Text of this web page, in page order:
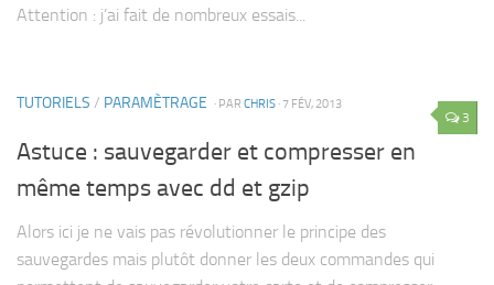
Attention : j’ai fait de nombreux essais...
3
TUTORIELS / PARAMÈTRAGE · PAR CHRIS · 7 FÉV, 2013
Astuce : sauvegarder et compresser en
même temps avec dd et gzip
Alors ici je ne vais pas révolutionner le principe des
sauvegardes mais plutôt donner les deux commandes qui